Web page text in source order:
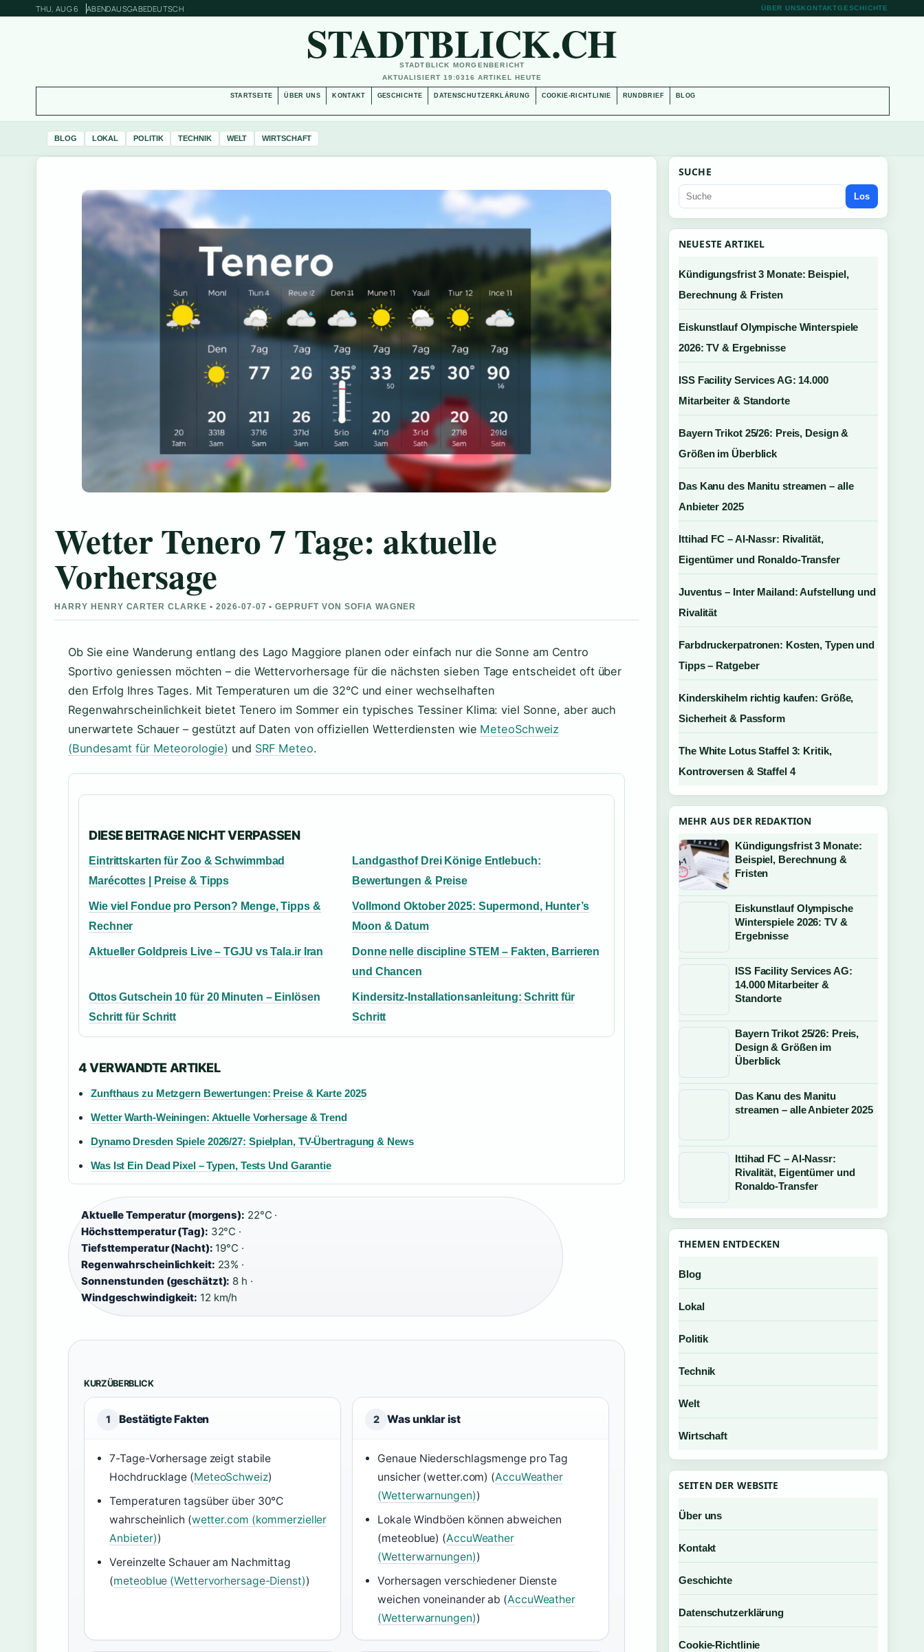
THU, AUG 6 ABENDAUSGABEDEUTSCH ÜBER UNSKONTAKTGESCHICHTE
STADTBLICK.CH
STADTBLICK MORGENBERICHT
AKTUALISIERT 19:0316 ARTIKEL HEUTE
STARTSEITE ÜBER UNS KONTAKT GESCHICHTE DATENSCHUTZERKLÄRUNG COOKIE-RICHTLINIE RUNDBRIEF BLOG
BLOG LOKAL POLITIK TECHNIK WELT WIRTSCHAFT
Wetter Tenero 7 Tage: aktuelle
Vorhersage
HARRY HENRY CARTER CLARKE • 2026-07-07 • GEPRUFT VON SOFIA WAGNER
Ob Sie eine Wanderung entlang des Lago Maggiore planen oder einfach nur die Sonne am Centro
Sportivo geniessen möchten – die Wettervorhersage für die nächsten sieben Tage entscheidet oft über
den Erfolg Ihres Tages. Mit Temperaturen um die 32°C und einer wechselhaften
Regenwahrscheinlichkeit bietet Tenero im Sommer ein typisches Tessiner Klima: viel Sonne, aber auch
unerwartete Schauer – gestützt auf Daten von offiziellen Wetterdiensten wie MeteoSchweiz
(Bundesamt für Meteorologie) und SRF Meteo.
DIESE BEITRAGE NICHT VERPASSEN
Eintrittskarten für Zoo & Schwimmbad
Marécottes | Preise & Tipps
Landgasthof Drei Könige Entlebuch:
Bewertungen & Preise
Wie viel Fondue pro Person? Menge, Tipps &
Rechner
Vollmond Oktober 2025: Supermond, Hunter’s
Moon & Datum
Aktueller Goldpreis Live – TGJU vs Tala.ir Iran
Donne nelle discipline STEM – Fakten, Barrieren
und Chancen
Ottos Gutschein 10 für 20 Minuten – Einlösen
Schritt für Schritt
Kindersitz-Installationsanleitung: Schritt für
Schritt
4 VERWANDTE ARTIKEL
Zunfthaus zu Metzgern Bewertungen: Preise & Karte 2025
Wetter Warth-Weiningen: Aktuelle Vorhersage & Trend
Dynamo Dresden Spiele 2026/27: Spielplan, TV-Übertragung & News
Was Ist Ein Dead Pixel – Typen, Tests Und Garantie
Aktuelle Temperatur (morgens): 22°C ·
Höchsttemperatur (Tag): 32°C ·
Tiefsttemperatur (Nacht): 19°C ·
Regenwahrscheinlichkeit: 23% ·
Sonnenstunden (geschätzt): 8 h ·
Windgeschwindigkeit: 12 km/h
KURZÜBERBLICK
1 Bestätigte Fakten
7-Tage-Vorhersage zeigt stabile
Hochdrucklage (MeteoSchweiz)
Temperaturen tagsüber über 30°C
wahrscheinlich (wetter.com (kommerzieller
Anbieter))
Vereinzelte Schauer am Nachmittag
(meteoblue (Wettervorhersage-Dienst))
2 Was unklar ist
Genaue Niederschlagsmenge pro Tag
unsicher (wetter.com) (AccuWeather
(Wetterwarnungen))
Lokale Windböen können abweichen
(meteoblue) (AccuWeather
(Wetterwarnungen))
Vorhersagen verschiedener Dienste
weichen voneinander ab (AccuWeather
(Wetterwarnungen))
SUCHE
Los
NEUESTE ARTIKEL
Kündigungsfrist 3 Monate: Beispiel,
Berechnung & Fristen
Eiskunstlauf Olympische Winterspiele
2026: TV & Ergebnisse
ISS Facility Services AG: 14.000
Mitarbeiter & Standorte
Bayern Trikot 25/26: Preis, Design &
Größen im Überblick
Das Kanu des Manitu streamen – alle
Anbieter 2025
Ittihad FC – Al-Nassr: Rivalität,
Eigentümer und Ronaldo-Transfer
Juventus – Inter Mailand: Aufstellung und
Rivalität
Farbdruckerpatronen: Kosten, Typen und
Tipps – Ratgeber
Kinderskihelm richtig kaufen: Größe,
Sicherheit & Passform
The White Lotus Staffel 3: Kritik,
Kontroversen & Staffel 4
MEHR AUS DER REDAKTION
Kündigungsfrist 3 Monate:
Beispiel, Berechnung &
Fristen
Eiskunstlauf Olympische
Winterspiele 2026: TV &
Ergebnisse
ISS Facility Services AG:
14.000 Mitarbeiter &
Standorte
Bayern Trikot 25/26: Preis,
Design & Größen im
Überblick
Das Kanu des Manitu
streamen – alle Anbieter 2025
Ittihad FC – Al-Nassr:
Rivalität, Eigentümer und
Ronaldo-Transfer
THEMEN ENTDECKEN
Blog
Lokal
Politik
Technik
Welt
Wirtschaft
SEITEN DER WEBSITE
Über uns
Kontakt
Geschichte
Datenschutzerklärung
Cookie-Richtlinie